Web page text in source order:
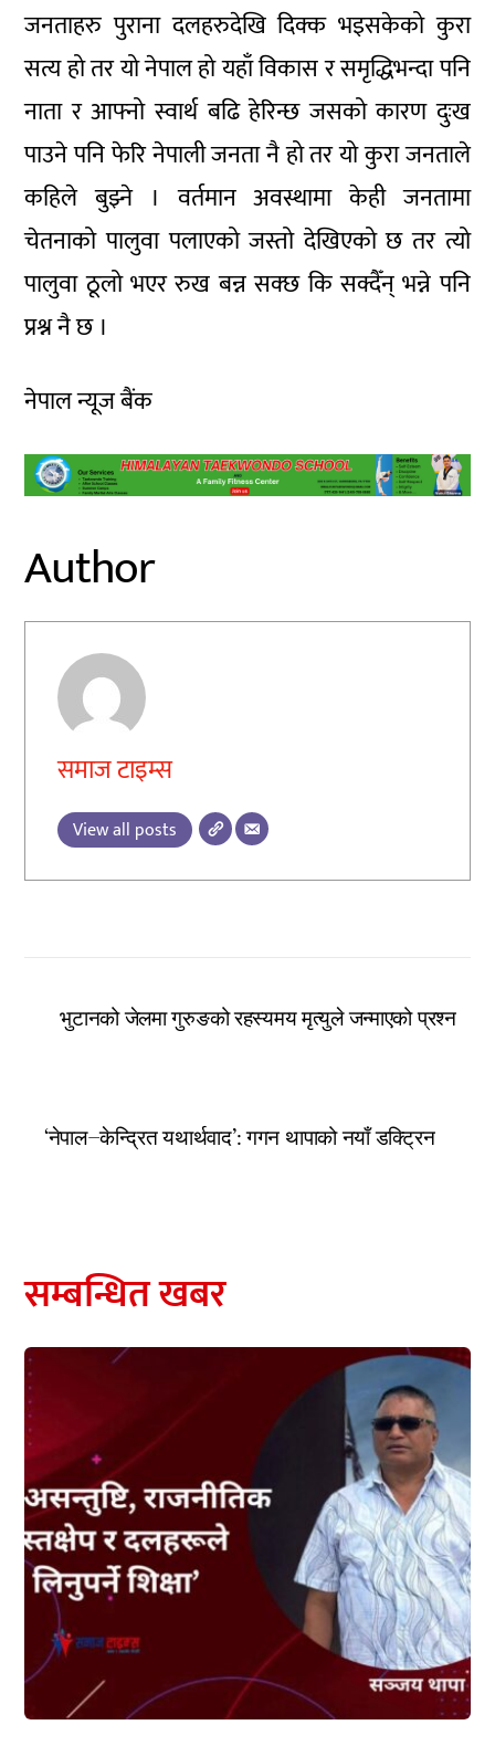
जनताहरु पुराना दलहरुदेखि दिक्क भइसकेको कुरा
सत्य हो तर यो नेपाल हो यहाँ विकास र समृद्धिभन्दा पनि
नाता र आफ्नो स्वार्थ बढि हेरिन्छ जसको कारण दुःख
पाउने पनि फेरि नेपाली जनता नै हो तर यो कुरा जनताले
कहिले बुझ्ने । वर्तमान अवस्थामा केही जनतामा
चेतनाको पालुवा पलाएको जस्तो देखिएको छ तर त्यो
पालुवा ठूलो भएर रुख बन्न सक्छ कि सक्दैँन् भन्ने पनि
प्रश्न नै छ ।
नेपाल न्यूज बैंक
Author
समाज टाइम्स
View all posts
भुटानको जेलमा गुरुङको रहस्यमय मृत्युले जन्माएको प्रश्न
‘नेपाल–केन्द्रित यथार्थवाद’: गगन थापाको नयाँ डक्ट्रिन
सम्बन्धित खबर